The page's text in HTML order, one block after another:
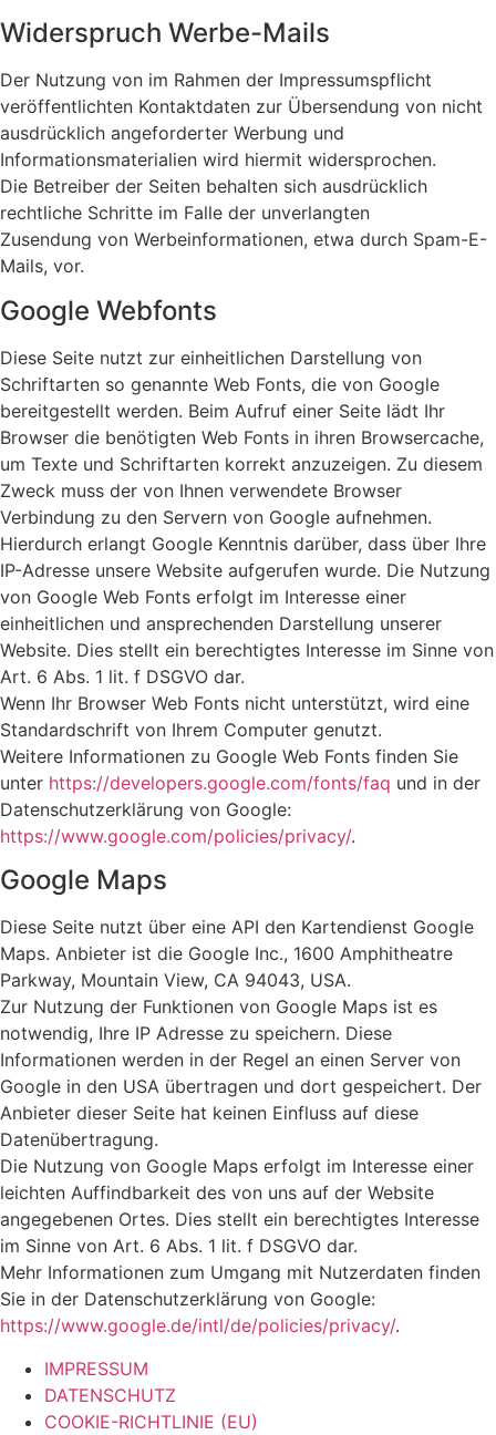
Widerspruch Werbe-Mails
Der Nutzung von im Rahmen der Impressumspflicht
veröffentlichten Kontaktdaten zur Übersendung von nicht
ausdrücklich angeforderter Werbung und
Informationsmaterialien wird hiermit widersprochen.
Die Betreiber der Seiten behalten sich ausdrücklich
rechtliche Schritte im Falle der unverlangten
Zusendung von Werbeinformationen, etwa durch Spam-E-
Mails, vor.
Google Webfonts
Diese Seite nutzt zur einheitlichen Darstellung von
Schriftarten so genannte Web Fonts, die von Google
bereitgestellt werden. Beim Aufruf einer Seite lädt Ihr
Browser die benötigten Web Fonts in ihren Browsercache,
um Texte und Schriftarten korrekt anzuzeigen. Zu diesem
Zweck muss der von Ihnen verwendete Browser
Verbindung zu den Servern von Google aufnehmen.
Hierdurch erlangt Google Kenntnis darüber, dass über Ihre
IP-Adresse unsere Website aufgerufen wurde. Die Nutzung
von Google Web Fonts erfolgt im Interesse einer
einheitlichen und ansprechenden Darstellung unserer
Website. Dies stellt ein berechtigtes Interesse im Sinne von
Art. 6 Abs. 1 lit. f DSGVO dar.
Wenn Ihr Browser Web Fonts nicht unterstützt, wird eine
Standardschrift von Ihrem Computer genutzt.
Weitere Informationen zu Google Web Fonts finden Sie
unter https://developers.google.com/fonts/faq und in der
Datenschutzerklärung von Google:
https://www.google.com/policies/privacy/.
Google Maps
Diese Seite nutzt über eine API den Kartendienst Google
Maps. Anbieter ist die Google Inc., 1600 Amphitheatre
Parkway, Mountain View, CA 94043, USA.
Zur Nutzung der Funktionen von Google Maps ist es
notwendig, Ihre IP Adresse zu speichern. Diese
Informationen werden in der Regel an einen Server von
Google in den USA übertragen und dort gespeichert. Der
Anbieter dieser Seite hat keinen Einfluss auf diese
Datenübertragung.
Die Nutzung von Google Maps erfolgt im Interesse einer
leichten Auffindbarkeit des von uns auf der Website
angegebenen Ortes. Dies stellt ein berechtigtes Interesse
im Sinne von Art. 6 Abs. 1 lit. f DSGVO dar.
Mehr Informationen zum Umgang mit Nutzerdaten finden
Sie in der Datenschutzerklärung von Google:
https://www.google.de/intl/de/policies/privacy/.
IMPRESSUM
DATENSCHUTZ
COOKIE-RICHTLINIE (EU)